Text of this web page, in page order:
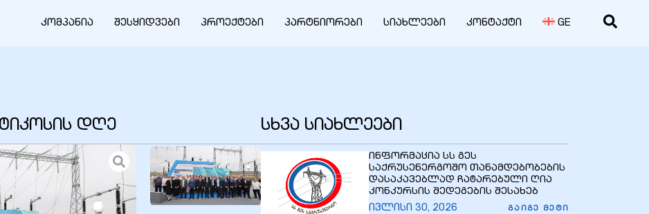
კომპანია შესყიდვები პროექტები პარტნიორები სიახლეები კონტაქტი GE
დღე სხვა სიახლეები
ინფორმაცია სს გეს
საქრუსენერგოშო თანამდებობების
დასაკავებლად ჩატარებული ღია
კონკურსის შედეგების შესახებ
ივლისი 30, 2026 ᲒᲐᲘᲒᲔ ᲛᲔᲢᲘ